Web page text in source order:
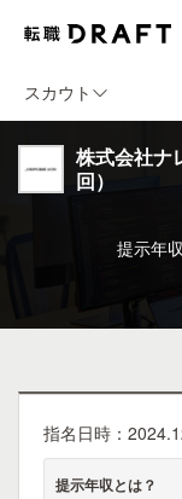
スカウト
株式会社ナ
回）
提示年収
指名日時：
提示年収とは？